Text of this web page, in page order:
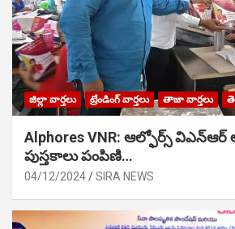
జిల్లా వార్తలు ట్రేండింగ్ వార్తలు తాజా వార్తలు
Alphores VNR: ఆల్ఫోర్స్ విఎన్ఆర్
పుస్తకాలు పంపిణి…
04/12/2024 SIRA NEWS